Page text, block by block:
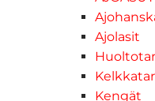
Ajolasit
Kengät